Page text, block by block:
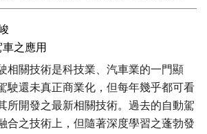
後為了要完成機械手臂持取任務，本文
之約束條件，基於物件位置的估測來規
夾爪與其他物件碰撞的情形，提升持取
文所提出之方法，未來可在無人工廠
性較高的出入料區，透過機器視覺提供
機械手臂進行自動取放的工作，減少人
之應用
相關技術是科技業、汽車業的一門顯
駛還未真正商業化，但每年幾乎都可看
所開發之最新相關技術。過去的自動駕
合之技術上，但隨著深度學習之蓬勃發